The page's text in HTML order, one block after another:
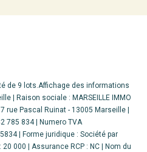
de 9 lots.Affichage des informations
| Raison sociale : MARSEILLE IMMO
rue Pascal Ruinat - 13005 Marseille |
785 834 | Numero TVA
| Forme juridique : Société par
000 | Assurance RCP : NC | Nom du